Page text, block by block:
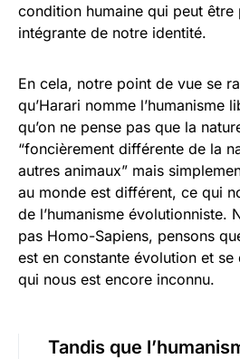
condition humaine qui peut être
intégrante de notre identité.
En cela, notre point de vue se
qu’Harari nomme l’humanisme
qu’on ne pense pas que la
“foncièrement différente de la
autres animaux” mais
au monde est différent, ce qui
de l’humanisme évolutionniste.
pas Homo-Sapiens, pensons
est en constante évolution et
qui nous est encore inconnu.
Tandis que